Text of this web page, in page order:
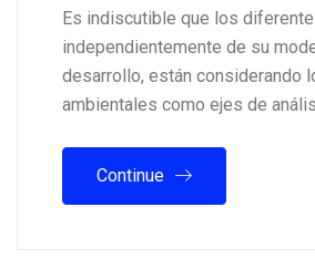
Es indiscutible que los
independientemente de su
desarrollo, están considerando
ambientales como ejes de
Continue